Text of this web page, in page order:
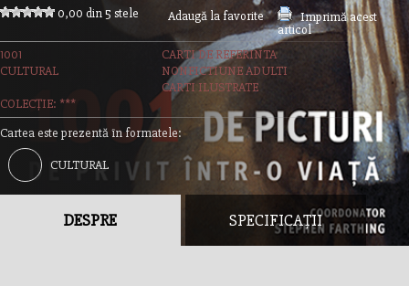
0,00 din 5 stele Adaugă la favorite
Imprimă acest
articol
1001
CARTI DE REFERINTA
CULTURAL
NONFICTIUNE ADULTI
CARTI ILUSTRATE
COLECȚIE: ***
Cartea este prezentă în formatele:
CULTURAL
DESPRE SPECIFICAȚII